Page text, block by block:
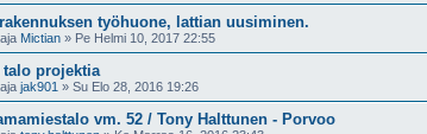
työhuone, lattian uusiminen.
Mictian » Pe Helmi 10, 2017 22:55
talo projektia
jak901 » Su Elo 28, 2016 19:26
vm. 52 / Tony Halttunen - Porvoo